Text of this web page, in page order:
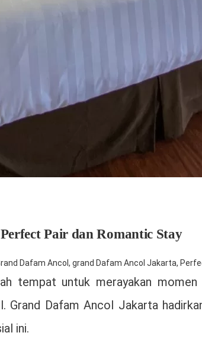
Pair dan Romantic Stay
Dafam Ancol , grand Dafam Ancol Jakarta,
tempat untuk merayakan momen
Grand Dafam Ancol Jakarta
ini.